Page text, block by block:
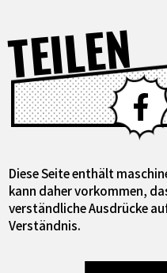
TEILEN
Diese Seite enthält
kann daher vorkommen,
verständliche Ausdrücke
Verständnis.